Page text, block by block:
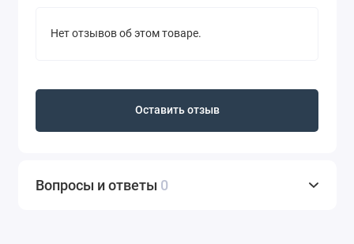
Нет отзывов об этом товаре.
Оставить отзыв
Вопросы и ответы 0